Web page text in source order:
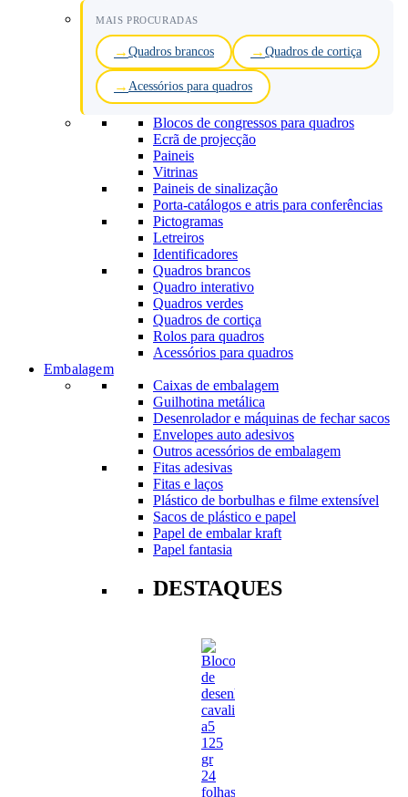
MAIS PROCURADAS
Quadros brancos Quadros de cortiça
Acessórios para quadros
Blocos de congressos para quadros
Ecrã de projecção
Paineis
Vitrinas
Paineis de sinalização
Porta-catálogos e atris para conferências
Pictogramas
Letreiros
Identificadores
Quadros brancos
Quadro interativo
Quadros verdes
Quadros de cortiça
Rolos para quadros
Acessórios para quadros
Embalagem
Caixas de embalagem
Guilhotina metálica
Desenrolador e máquinas de fechar sacos
Envelopes auto adesivos
Outros acessórios de embalagem
Fitas adesivas
Fitas e laços
Plástico de borbulhas e filme extensível
Sacos de plástico e papel
Papel de embalar kraft
Papel fantasia
DESTAQUES